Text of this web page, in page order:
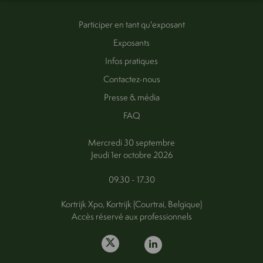
Participer en tant qu'exposant
Exposants
Infos pratiques
Contactez-nous
Presse & média
FAQ
Mercredi 30 septembre
Jeudi 1er octobre 2026
09.30 - 17.30
Kortrijk Xpo, Kortrijk (Courtrai, Belgique)
Accès réservé aux professionnels